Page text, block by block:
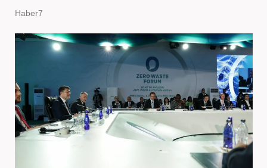
Haber7